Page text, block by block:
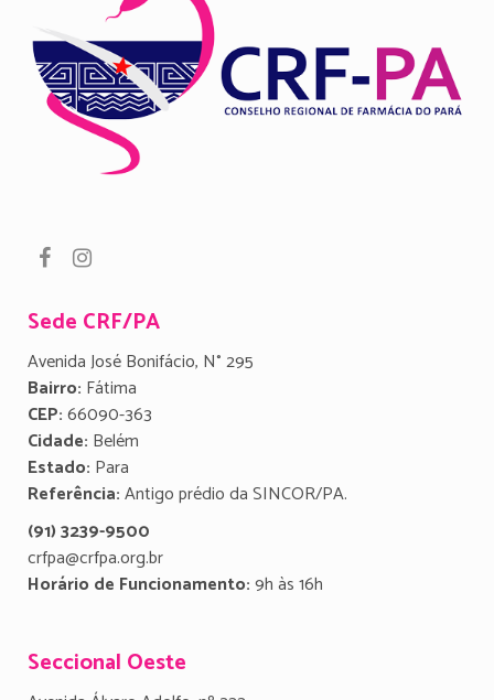
Sede CRF/PA
Avenida José Bonifácio, N° 295
Bairro: Fátima
CEP:66090-363
Cidade: Belém
Estado: Para
Referência:Antigo prédio da SINCOR/PA.
(91) 3239-9500
crfpa@crfpa.org.br
Horário de Funcionamento:9h às 16h
Seccional Oeste